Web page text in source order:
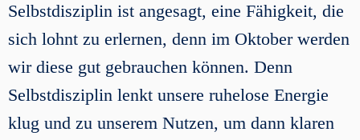
Selbstdisziplin ist angesagt, eine Fähigkeit, die
sich lohnt zu erlernen, denn im Oktober werden
wir diese gut gebrauchen können. Denn
Selbstdisziplin lenkt unsere ruhelose Energie
klug und zu unserem Nutzen, um dann klaren